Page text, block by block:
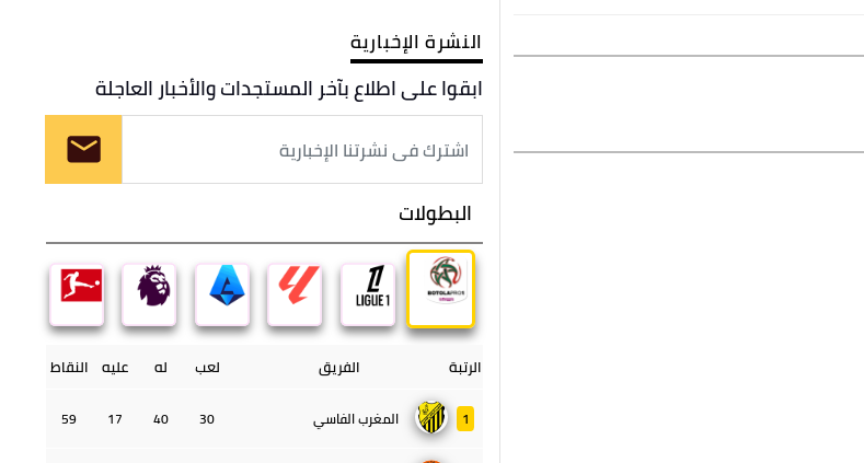
النشرة الإخبارية
ابقوا على اطلاع بآخر المستجدات والأخبار العاجلة
البطولات
الرتبة الفريق لعب له عليه النقاط
1 المغرب الفاسي 30
40
17
59